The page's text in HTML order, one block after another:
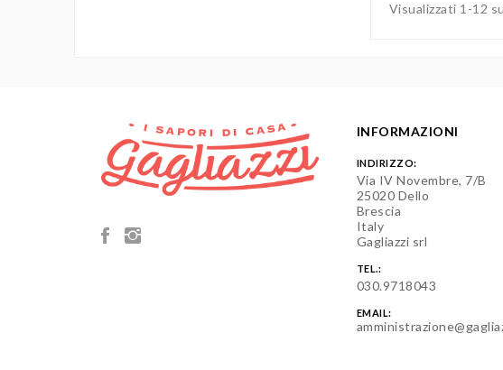
Visualizzati 1-12
INFORMAZIONI
INDIRIZZO:
Via IV Novembre, 7/B
25020 Dello
Brescia
Italy
Gagliazzi srl
TEL.:
030.9718043
EMAIL: